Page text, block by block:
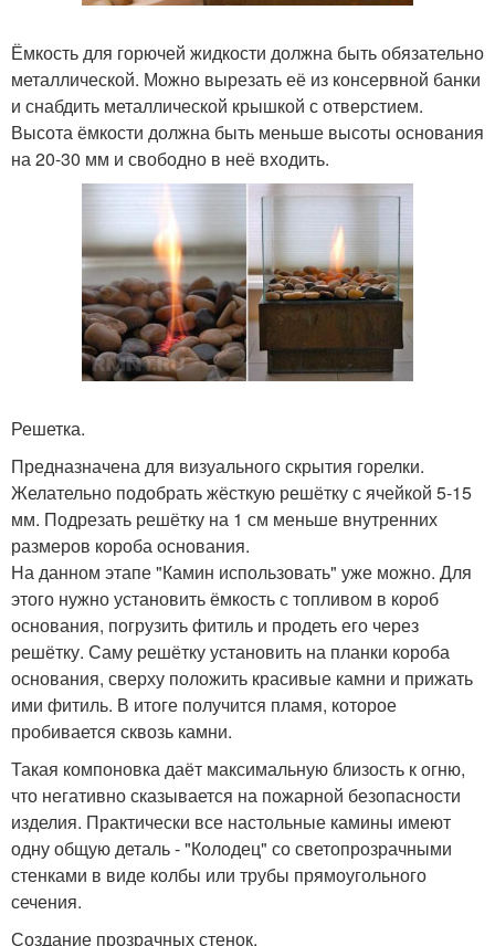
Ёмкость для горючей жидкости должна быть обязательно
металлической. Можно вырезать её из консервной банки
и снабдить металлической крышкой с отверстием.
Высота ёмкости должна быть меньше высоты основания
на 20-30 мм и свободно в неё входить.
Решетка.
Предназначена для визуального скрытия горелки.
Желательно подобрать жёсткую решётку с ячейкой 5-15
мм. Подрезать решётку на 1 см меньше внутренних
размеров короба основания.
На данном этапе "Камин использовать" уже можно. Для
этого нужно установить ёмкость с топливом в короб
основания, погрузить фитиль и продеть его через
решётку. Саму решётку установить на планки короба
основания, сверху положить красивые камни и прижать
ими фитиль. В итоге получится пламя, которое
пробивается сквозь камни.
Такая компоновка даёт максимальную близость к огню,
что негативно сказывается на пожарной безопасности
изделия. Практически все настольные камины имеют
одну общую деталь - "Колодец" со светопрозрачными
стенками в виде колбы или трубы прямоугольного
сечения.
Создание прозрачных стенок.